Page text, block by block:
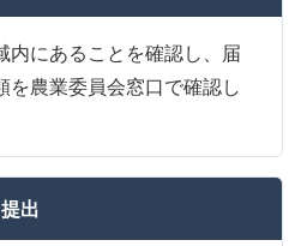
内にあることを確認し、届
を農業委員会窓口で確認し
出